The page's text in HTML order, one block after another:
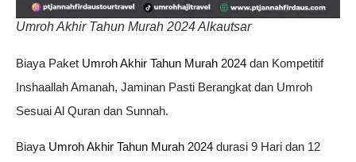
Umroh Akhir Tahun Murah 2024 Alkautsar
Biaya Paket Umroh Akhir Tahun Murah 2024 dan Kompetitif
Inshaallah Amanah, Jaminan Pasti Berangkat dan Umroh
Sesuai Al Quran dan Sunnah.
Biaya Umroh Akhir Tahun Murah 2024 durasi 9 Hari dan 12